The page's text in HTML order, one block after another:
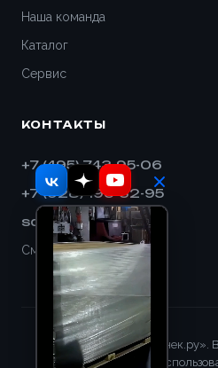
Наша команда
Каталог
Сервис
КОНТАКТЫ
+7 (495) 743-95-06
+7 (928) 193-32-95
sales@shnek.ru
Смотреть на карте
© 2008–2026 «Шнек.ру».
Правила